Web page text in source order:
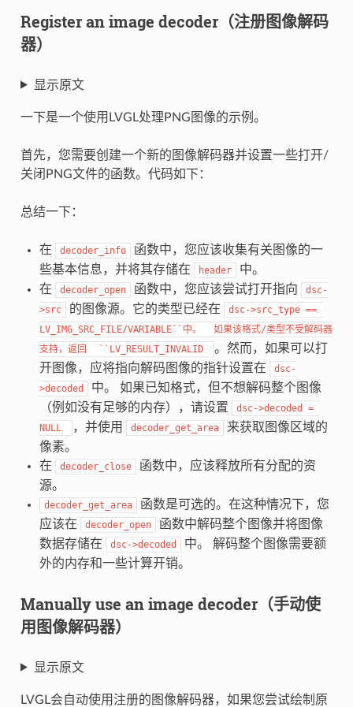
Register an image decoder（注册图像解码
器）
显示原文
一下是一个使用LVGL处理PNG图像的示例。
首先，您需要创建一个新的图像解码器并设置一些打开/
关闭PNG文件的函数。代码如下：
总结一下：
在 decoder_info
函数中，您应该收集有关图像的一
些基本信息，并将其存储在
header
中。
在
decoder_open 函数中，您应该尝试打开指向
dsc-
>src
的图像源。它的类型已经在 dsc->src_type ==
LV_IMG_SRC_FILE/VARIABLE``中。
如果该格式/类型不受解码器
支持，返回
``LV_RESULT_INVALID
。然而，如果可以打
开图像，应将指向解码图像的指针设置在
dsc-
>decoded
中。 如果已知格式，但不想解码整个图像
（例如没有足够的内存），请设置
dsc->decoded
=
NULL
，并使用 decoder_get_area
来获取图像区域的
像素。
在
decoder_close
函数中，应该释放所有分配的资
源。
decoder_get_area
函数是可选的。在这种情况下，您
应该在
decoder_open
函数中解码整个图像并将图像
数据存储在
dsc->decoded
中。 解码整个图像需要额
外的内存和一些计算开销。
Manually use an image decoder（手动使
用图像解码器）
显示原文
LVGL会自动使用注册的图像解码器，如果您尝试绘制原